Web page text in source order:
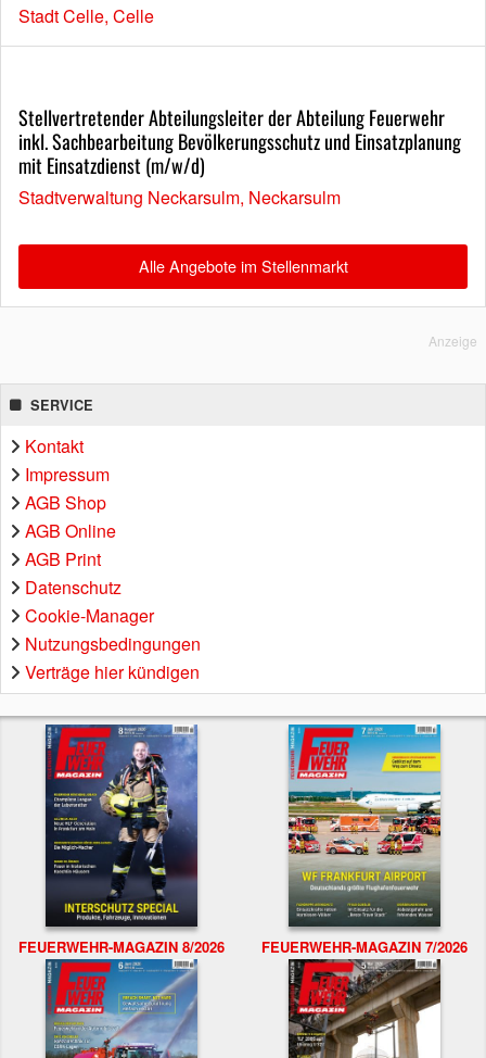
Stadt Celle, Celle
Stellvertretender Abteilungsleiter der Abteilung Feuerwehr
inkl. Sachbearbeitung Bevölkerungsschutz und Einsatzplanung
mit Einsatzdienst (m/w/d)
Stadtverwaltung Neckarsulm, Neckarsulm
Alle Angebote im Stellenmarkt
Anzeige
SERVICE
Kontakt
Impressum
AGB Shop
AGB Online
AGB Print
Datenschutz
Cookie-Manager
Nutzungsbedingungen
Verträge hier kündigen
FEUERWEHR-MAGAZIN 8/2026 FEUERWEHR-MAGAZIN 7/2026